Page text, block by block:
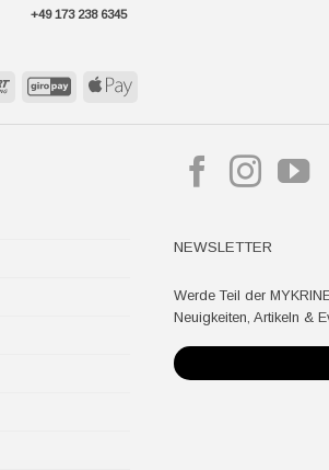
+49 173 238 6345
Sofort GiroPay Apple
NEWSLETTER
Werde Teil der
Neuigkeiten, Artikeln &